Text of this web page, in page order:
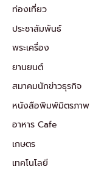
ท่องเที่ยว
ประชาสัมพันธ์
พระเครื่อง
ยานยนต์
สมาคมนักข่าวธุรกิจ
หนังสือพิมพ์มิตรภาพ
อาหาร Cafe
เกษตร
เทคโนโลยี